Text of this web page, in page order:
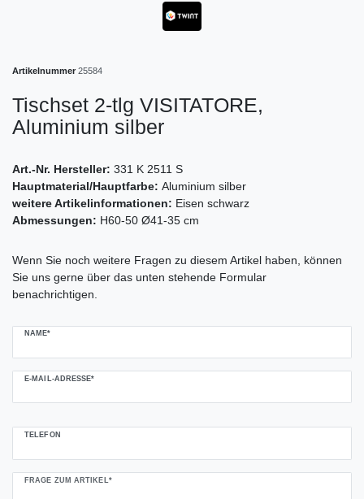
Artikelnummer 25584
Tischset 2-tlg VISITATORE,
Aluminium silber
Art.-Nr. Hersteller: 331 K 2511 S
Hauptmaterial/Hauptfarbe: Aluminium silber
weitere Artikelinformationen: Eisen schwarz
Abmessungen: H60-50 Ø41-35 cm
Wenn Sie noch weitere Fragen zu diesem Artikel haben, können
Sie uns gerne über das unten stehende Formular
benachrichtigen.
NAME*
E-MAIL-ADRESSE*
TELEFON
FRAGE ZUM ARTIKEL*